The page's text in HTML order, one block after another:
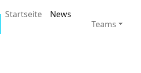
Hauptnavigation
Startseite
News
Teams